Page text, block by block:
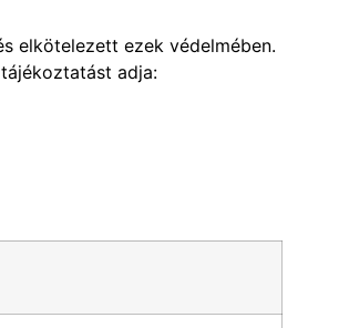
elkötelezett ezek védelmében.
adja: